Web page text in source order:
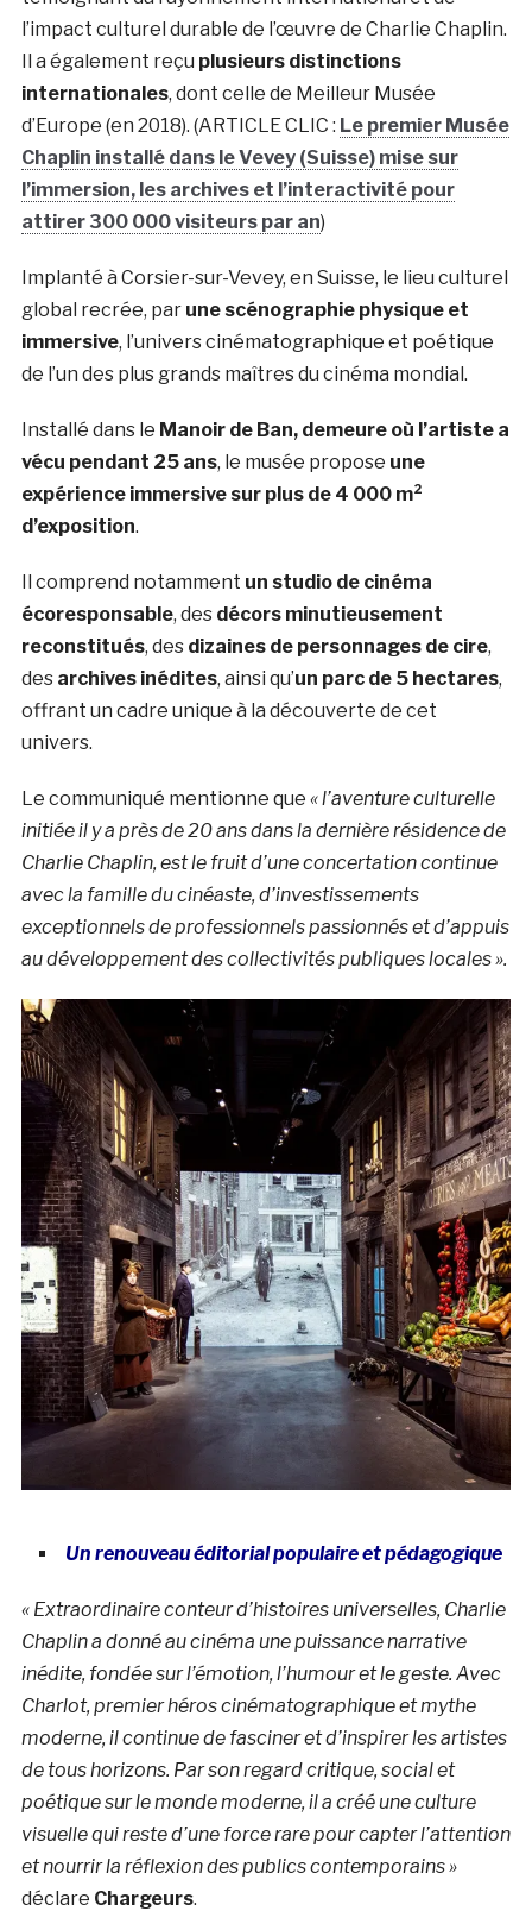
l’impact culturel durable de l’œuvre de Charlie Chaplin.
Il a également reçu plusieurs distinctions
internationales, dont celle de Meilleur Musée
d’Europe (en 2018). (ARTICLE CLIC : Le premier Musée
Chaplin installé dans le Vevey (Suisse) mise sur
l’immersion, les archives et l’interactivité pour
attirer 300 000 visiteurs par an)
Implanté à Corsier-sur-Vevey, en Suisse, le lieu culturel
global recrée, par une scénographie physique et
immersive, l’univers cinématographique et poétique
de l’un des plus grands maîtres du cinéma mondial.
Installé dans le Manoir de Ban, demeure où l’artiste a
vécu pendant 25 ans, le musée propose une
expérience immersive sur plus de 4 000 m²
d’exposition.
Il comprend notamment un studio de cinéma
écoresponsable, des décors minutieusement
reconstitués, des dizaines de personnages de cire,
des archives inédites, ainsi qu’un parc de 5 hectares,
offrant un cadre unique à la découverte de cet
univers.
Le communiqué mentionne que « l’aventure culturelle
initiée il y a près de 20 ans dans la dernière résidence de
Charlie Chaplin, est le fruit d’une concertation continue
avec la famille du cinéaste, d’investissements
exceptionnels de professionnels passionnés et d’appuis
au développement des collectivités publiques locales ».
Un renouveau éditorial populaire et pédagogique
« Extraordinaire conteur d’histoires universelles, Charlie
Chaplin a donné au cinéma une puissance narrative
inédite, fondée sur l’émotion, l’humour et le geste. Avec
Charlot, premier héros cinématographique et mythe
moderne, il continue de fasciner et d’inspirer les artistes
de tous horizons. Par son regard critique, social et
poétique sur le monde moderne, il a créé une culture
visuelle qui reste d’une force rare pour capter l’attention
et nourrir la réflexion des publics contemporains »
déclare Chargeurs.